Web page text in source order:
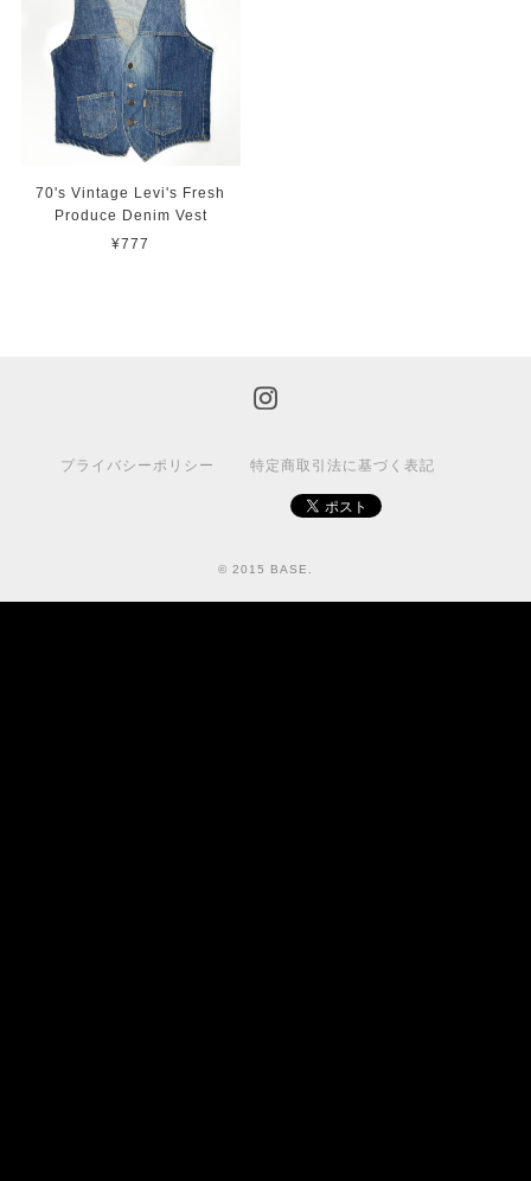
70's Vintage Levi's Fresh
Produce Denim Vest
¥777
プライバシーポリシー 特定商取引法に基づく表記
© 2015 BASE.